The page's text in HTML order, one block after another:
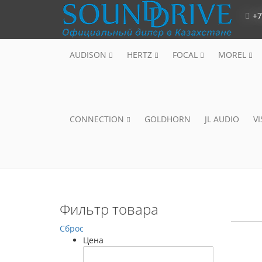
AUDISON HERTZ FOCAL MOREL
CONNECTION GOLDHORN JL AUDIO
Фильтр товара
Сброс
Цена